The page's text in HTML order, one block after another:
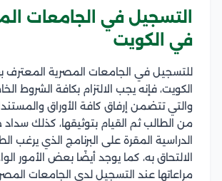
التسجيل في الجامعات
في الكويت
للتسجيل في الجامعات المصرية المعترف
الكويت، فإنه يجب الالتزام بكافة الشروط
والتي تتضمن إرفاق كافة الأوراق
من الطالب ثم القيام بتوثيقها، كذلك
الدراسية المقرة على البرنامج الذي يرغب
الالتحاق به، كما يوجد أيضًا بعض الأمور
مراعاتها عند التسجيل لدى الجامعات